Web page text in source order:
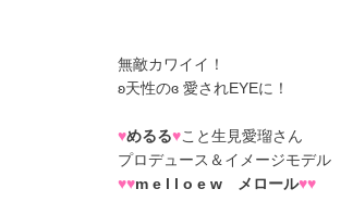
無敵カワイイ！
ʚ天性のɞ 愛されEYEに！
♥めるる♥こと生見愛瑠さん
プロデュース＆イメージモデル
♥♥m e l l o e w メロール♥♥